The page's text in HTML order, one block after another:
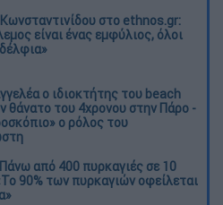
στο ethnos.gr:
είναι ένας εμφύλιος, όλοι
ο ιδιοκτήτης του beach
θάνατο του 4χρονου στην Πάρο -
ο ρόλος του
από 400 πυρκαγιές σε 10
90% των πυρκαγιών οφείλεται